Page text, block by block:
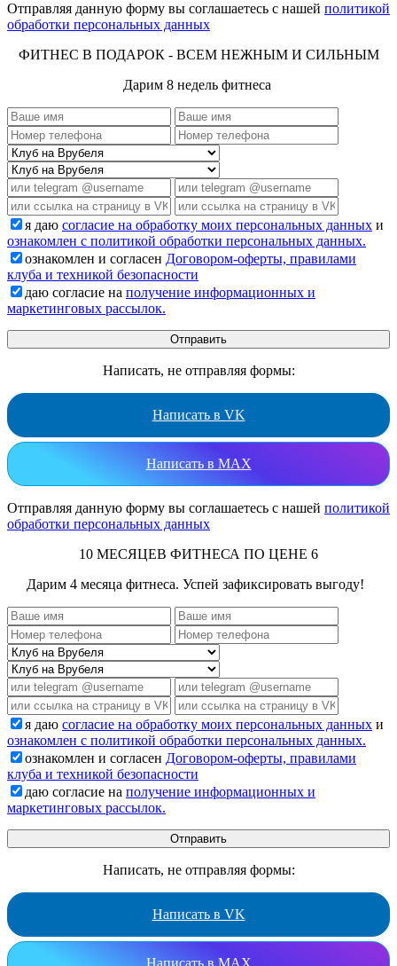
Отправляя данную форму вы соглашаетесь с нашей политикой
обработки персональных данных
ФИТНЕС В ПОДАРОК - ВСЕМ НЕЖНЫМ И СИЛЬНЫМ
Дарим 8 недель фитнеса
я даю согласие на обработку моих персональных данных и
ознакомлен с политикой обработки персональных данных.
ознакомлен и согласен Договором-оферты, правилами
клуба и техникой безопасности
даю согласие на получение информационных и
маркетинговых рассылок.
Написать, не отправляя формы:
Написать в VK
Написать в MAX
Отправляя данную форму вы соглашаетесь с нашей политикой
обработки персональных данных
10 МЕСЯЦЕВ ФИТНЕСА ПО ЦЕНЕ 6
Дарим 4 месяца фитнеса. Успей зафиксировать выгоду!
я даю согласие на обработку моих персональных данных и
ознакомлен с политикой обработки персональных данных.
ознакомлен и согласен Договором-оферты, правилами
клуба и техникой безопасности
даю согласие на получение информационных и
маркетинговых рассылок.
Написать, не отправляя формы:
Написать в VK